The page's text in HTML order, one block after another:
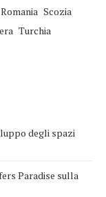
Romania Scozia
Turchia
degli spazi
Paradise sulla